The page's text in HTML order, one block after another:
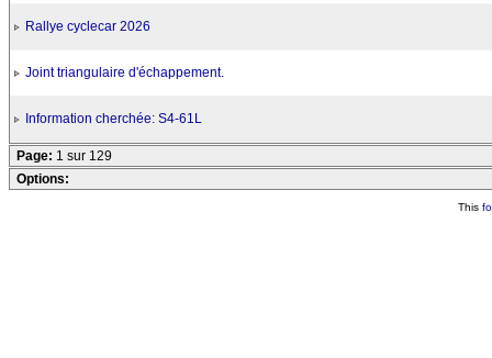
Rallye cyclecar 2026
Joint triangulaire d'échappement.
Information cherchée: S4-61L
Page: 1 sur 129
Options:
This